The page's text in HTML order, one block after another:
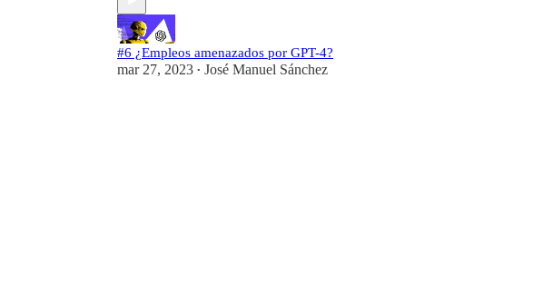
#6 ¿Empleos amenazados por GPT-4?
mar 27, 2023 • José Manuel Sánchez